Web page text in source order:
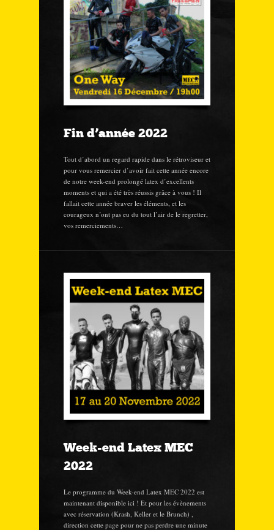
Fin d’année 2022
Tout d’abord un regard rapide dans le rétroviseur et
pour vous remercier d’avoir fait cette année encore
de notre week-end prolongé latex d’excellents
moments et qui a été très réussis grâce à vous ! Il
fallait cette année braver les éléments, et les
courageux n’ont pas eu du tout l’air de le regretter,
vos remerciements…
Week-end Latex MEC
2022
Le programme du Week-end Latex MEC 2022 est
maintenant disponible ici ! Et pour les évènements
avec réservation (Krash, Keller et le Brunch) ,
direction cette page pour ne pas perdre une minute